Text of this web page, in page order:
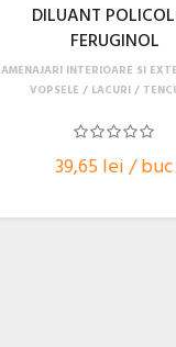
DILUANT
FERUGINOL
39,65 lei / buc
AMENAJARI INTERIOARE SI
VOPSELE / LACURI /